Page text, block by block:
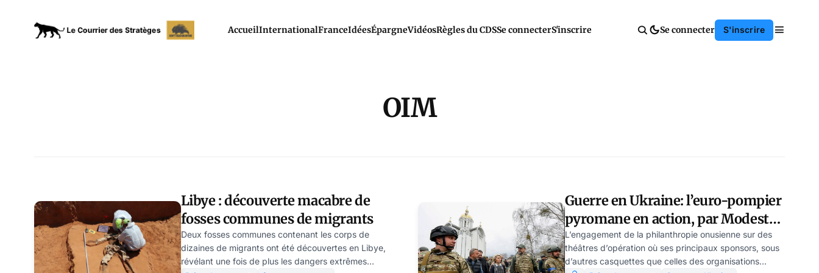
AccueilInternationalFranceIdéesÉpargneVidéosRègles du CDSSe connecterS'inscrire Se connecter S'inscrire
OIM
Libye : découverte macabre de
fosses communes de migrants
Deux fosses communes contenant les corps de
dizaines de migrants ont été découvertes en Libye,
révélant une fois de plus les dangers extrêmes
Guerre en Ukraine: l’euro-pompier
pyromane en action, par Modeste
Schwartz
L’engagement de la philanthropie onusienne sur des
théâtres d’opération où ses principaux sponsors, sous
d’autres casquettes que celles des organisations